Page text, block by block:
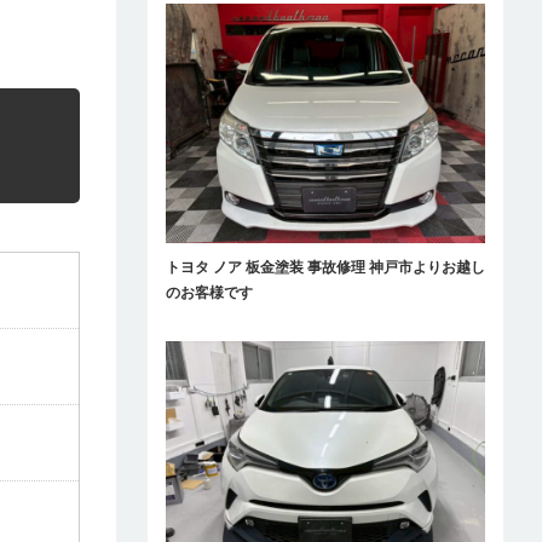
トヨタ ノア 板金塗装 事故修理 神戸市よりお越し
のお客様です